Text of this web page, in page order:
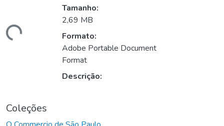
Tamanho:
2,69 MB
Formato:
Adobe Portable Document
Format
Descrição:
Coleções